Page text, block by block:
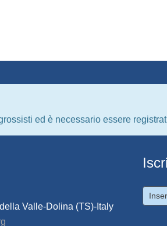
ed è necessario essere
Valle-Dolina (TS)-Italy